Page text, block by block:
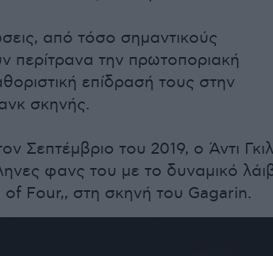
από τόσο σημαντικούς
περίτρανα την πρωτοποριακή
επίδρασή τους στην
σκηνής.
Σεπτέμβριο του 2019, ο Άντι Γκιλ
φανς του με το δυναμικό
Four,, στη σκηνή του Gagarin.